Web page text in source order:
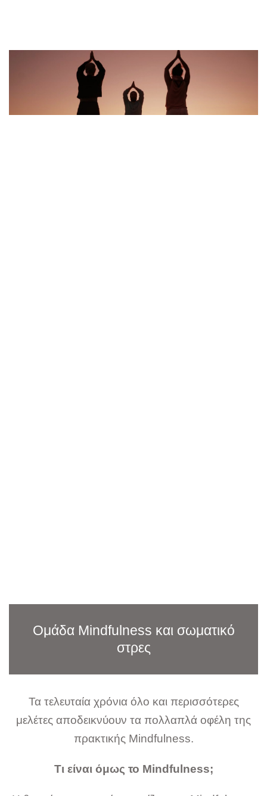
Ομάδα Mindfulness και σωματικό
στρες
Τα τελευταία χρόνια όλο και περισσότερες
μελέτες αποδεικνύουν τα πολλαπλά οφέλη της
πρακτικής Μindfulness.
Τι είναι όμως το Mindfulness;